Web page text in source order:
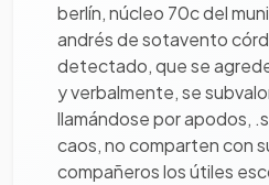
berlín, núcleo 70c del
andrés de sotavento
detectado, que se
y verbalmente, se
llamándose por apodos,
caos, no comparten con
compañeros los útiles